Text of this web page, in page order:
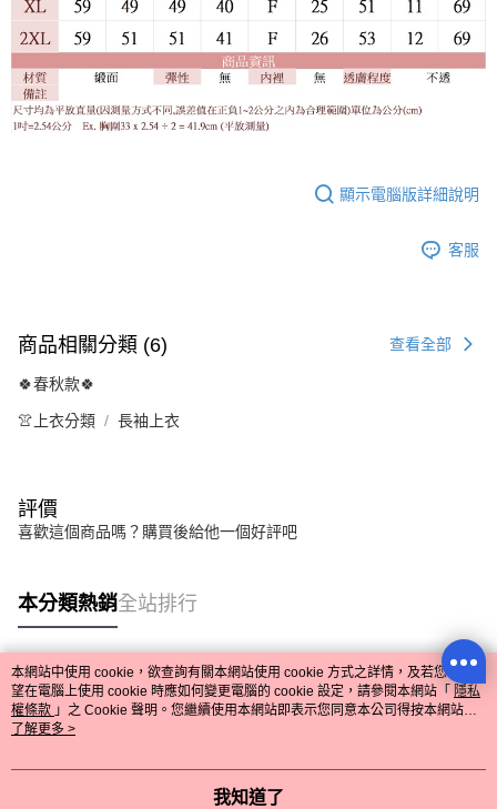
顯示電腦版詳細說明
客服
商品相關分類 (6) 查看全部
🍀春秋款🍀
👚上衣分類 長袖上衣
評價
喜歡這個商品嗎？購買後給他一個好評吧
本分類熱銷全站排行
熱門標籤
本網站中使用 cookie，欲查詢有關本網站使用 cookie 方式之詳情，及若您不希
望在電腦上使用 cookie 時應如何變更電腦的 cookie 設定，請參閱本網站「 隱私
權條款 」之 Cookie 聲明。您繼續使用本網站即表示您同意本公司得按本網站使
用條款之 Cookie 聲明使用 cookie。
了解更多 >
我知道了